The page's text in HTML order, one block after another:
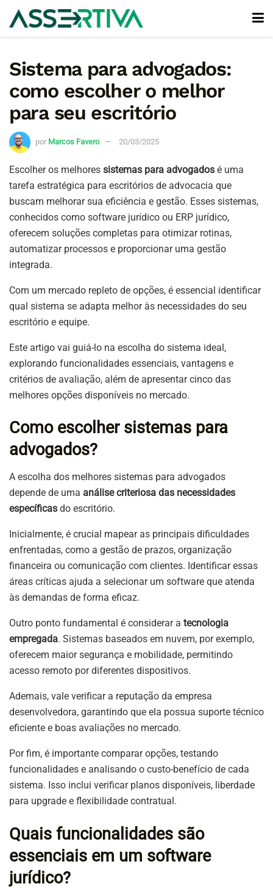
Sistema para advogados:
como escolher o melhor
para seu escritório
por Marcos Favero 20/03/2025
Escolher os melhores sistemas para advogados é uma
tarefa estratégica para escritórios de advocacia que
buscam melhorar sua eficiência e gestão. Esses sistemas,
conhecidos como software jurídico ou ERP jurídico,
oferecem soluções completas para otimizar rotinas,
automatizar processos e proporcionar uma gestão
integrada.
Com um mercado repleto de opções, é essencial identificar
qual sistema se adapta melhor às necessidades do seu
escritório e equipe.
Este artigo vai guiá-lo na escolha do sistema ideal,
explorando funcionalidades essenciais, vantagens e
critérios de avaliação, além de apresentar cinco das
melhores opções disponíveis no mercado.
Como escolher sistemas para
advogados?
A escolha dos melhores sistemas para advogados
depende de uma análise criteriosa das necessidades
específicas do escritório.
Inicialmente, é crucial mapear as principais dificuldades
enfrentadas, como a gestão de prazos, organização
financeira ou comunicação com clientes. Identificar essas
áreas críticas ajuda a selecionar um software que atenda
às demandas de forma eficaz.
Outro ponto fundamental é considerar a tecnologia
empregada. Sistemas baseados em nuvem, por exemplo,
oferecem maior segurança e mobilidade, permitindo
acesso remoto por diferentes dispositivos.
Ademais, vale verificar a reputação da empresa
desenvolvedora, garantindo que ela possua suporte técnico
eficiente e boas avaliações no mercado.
Por fim, é importante comparar opções, testando
funcionalidades e analisando o custo-benefício de cada
sistema. Isso inclui verificar planos disponíveis, liberdade
para upgrade e flexibilidade contratual.
Quais funcionalidades são
essenciais em um software
jurídico?